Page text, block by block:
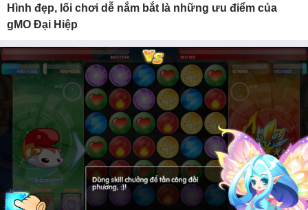
Hình đẹp, lối chơi dễ nắm bắt là những ưu điểm của
gMO Đại Hiệp